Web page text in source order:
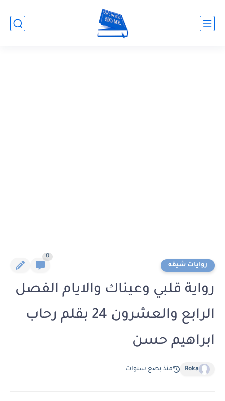
روايات شيقه
0
رواية قلبي وعيناك والايام الفصل
الرابع والعشرون 24 بقلم رحاب
ابراهيم حسن
Roka منذ بضع سنوات